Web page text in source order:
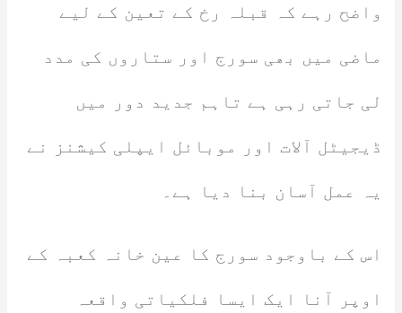
واضح رہے کہ قبلہ رخ کے تعین کے لیے
ماضی میں بھی سورج اور ستاروں کی مدد
لی جاتی رہی ہے تاہم جدید دور میں
ڈیجیٹل آلات اور موبائل ایپلی کیشنز نے
یہ عمل آسان بنا دیا ہے۔
اس کے باوجود سورج کا عین خانہ کعبہ کے
اوپر آنا ایک ایسا فلکیاتی واقعہ